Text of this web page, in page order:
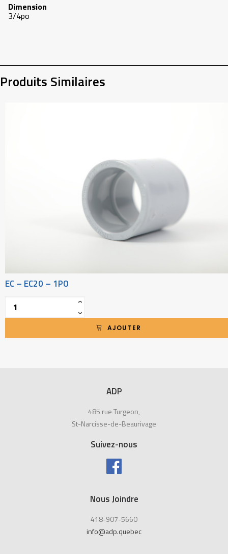
Dimension
3/4po
Produits Similaires
EC – EC20 – 1PO
‹
›
AJOUTER
ADP
485 rue Turgeon,
St-Narcisse-de-Beaurivage
Suivez-nous
Nous Joindre
418-907-5660
info@adp.quebec